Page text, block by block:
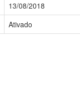
13/08/2018
Ativado